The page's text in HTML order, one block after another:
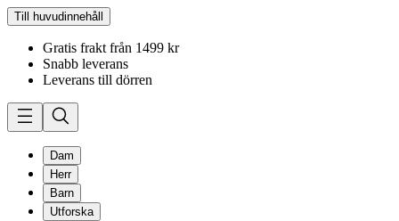
Till huvudinnehåll
Gratis frakt från 1499 kr
Snabb leverans
Leverans till dörren
Dam
Herr
Barn
Utforska